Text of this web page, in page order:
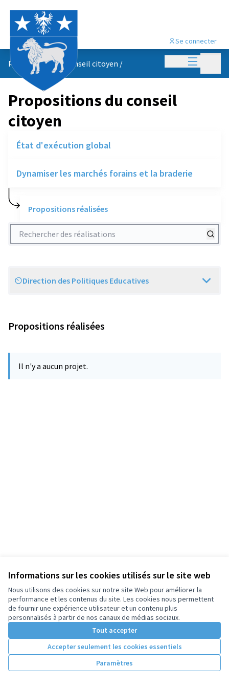
Informations sur les cookies utilisés sur le site web
Nous utilisons des cookies sur notre site Web pour améliorer la
performance et les contenus du site. Les cookies nous permettent
de fournir une expérience utilisateur et un contenu plus
personnalisés à partir de nos canaux de médias sociaux.
Tout accepter
Accepter seulement les cookies essentiels
Paramètres
Menu
Se connecter
Propositions du conseil citoyen /
Propositions du conseil
citoyen
État d'exécution global
Dynamiser les marchés forains et la braderie
Propositions réalisées
Rechercher des réalisations
Scope
Direction des Politiques Educatives
Propositions réalisées
Il n'y a aucun projet.